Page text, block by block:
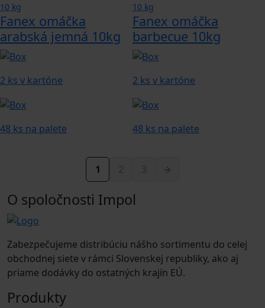
10 kg
Fanex omáčka
arabská jemná 10kg
2 ks v kartóne
48 ks na palete
10 kg
Fanex omáčka
barbecue 10kg
2 ks v kartóne
48 ks na palete
1
O spoločnosti Impol
Zabezpečujeme distribúciu nášho sortimentu do celej
obchodnej siete v rámci Slovenskej republiky, ako aj
priame dodávky do ostatných krajín EÚ.
Produkty